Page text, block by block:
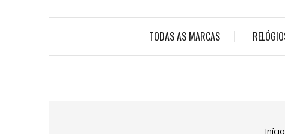
TODAS AS MARCAS
Início